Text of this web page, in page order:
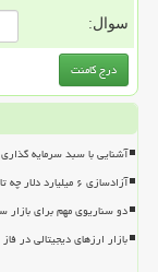
سوال:
آشنایی با سبد سرمایه
آزادسازی ۶ میلیارد دلار چه تاثیری بر نرخ دلار و معیشت مردم دارد؟
دو سناریوی مهم برای بازار
بازار ارزهای دیجیتالی در فاز